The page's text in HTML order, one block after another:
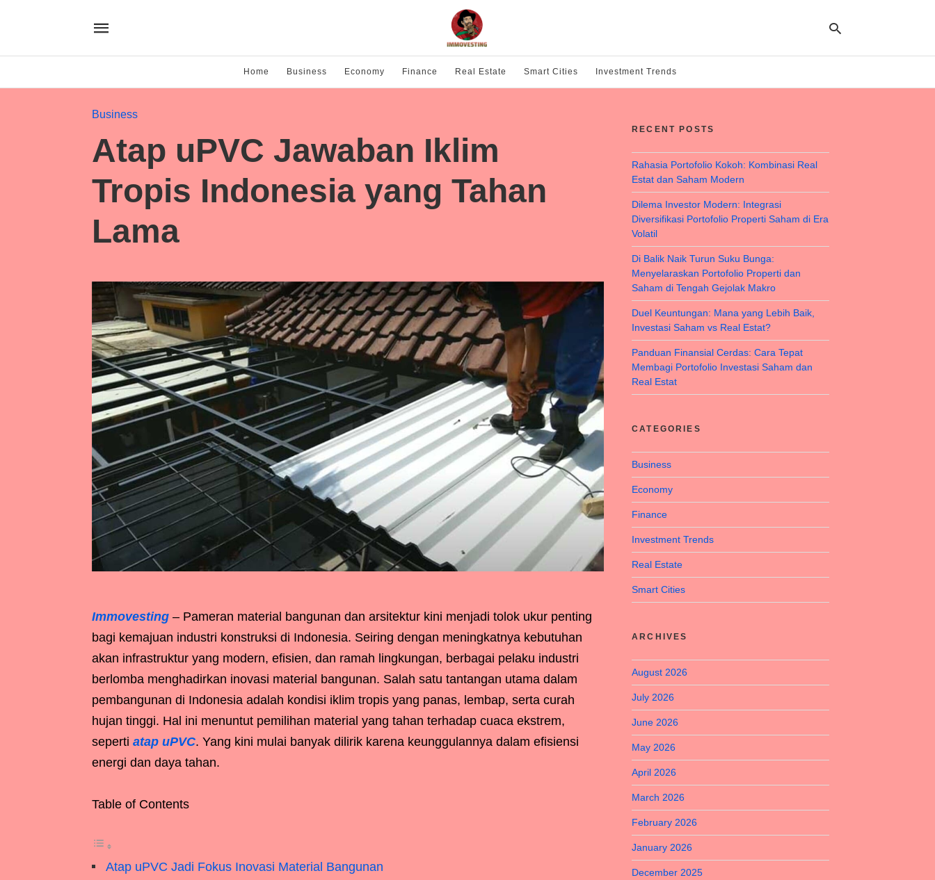
Home Business Economy Finance Real Estate Smart Cities Investment Trends
Business
Atap uPVC Jawaban Iklim
Tropis Indonesia yang Tahan
Lama
Immovesting – Pameran material bangunan dan arsitektur kini menjadi tolok ukur penting
bagi kemajuan industri konstruksi di Indonesia. Seiring dengan meningkatnya kebutuhan
akan infrastruktur yang modern, efisien, dan ramah lingkungan, berbagai pelaku industri
berlomba menghadirkan inovasi material bangunan. Salah satu tantangan utama dalam
pembangunan di Indonesia adalah kondisi iklim tropis yang panas, lembap, serta curah
hujan tinggi. Hal ini menuntut pemilihan material yang tahan terhadap cuaca ekstrem,
seperti atap uPVC. Yang kini mulai banyak dilirik karena keunggulannya dalam efisiensi
energi dan daya tahan.
Table of Contents
Atap uPVC Jadi Fokus Inovasi Material Bangunan
RECENT POSTS
Rahasia Portofolio Kokoh: Kombinasi Real
Estat dan Saham Modern
Dilema Investor Modern: Integrasi
Diversifikasi Portofolio Properti Saham di Era
Volatil
Di Balik Naik Turun Suku Bunga:
Menyelaraskan Portofolio Properti dan
Saham di Tengah Gejolak Makro
Duel Keuntungan: Mana yang Lebih Baik,
Investasi Saham vs Real Estat?
Panduan Finansial Cerdas: Cara Tepat
Membagi Portofolio Investasi Saham dan
Real Estat
CATEGORIES
Business
Economy
Finance
Investment Trends
Real Estate
Smart Cities
ARCHIVES
August 2026
July 2026
June 2026
May 2026
April 2026
March 2026
February 2026
January 2026
December 2025